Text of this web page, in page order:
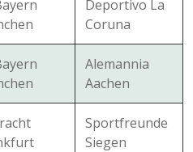
Deportivo La
Coruna
Alemannia
Aachen
Sportfreunde
Siegen